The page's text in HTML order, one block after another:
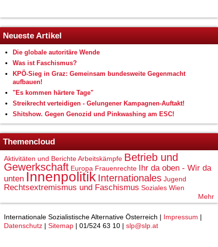
Neueste Artikel
Die globale autoritäre Wende
Was ist Faschismus?
KPÖ-Sieg in Graz: Gemeinsam bundesweite Gegenmacht
aufbauen!
"Es kommen härtere Tage"
Streikrecht verteidigen - Gelungener Kampagnen-Auftakt!
Shitshow. Gegen Genozid und Pinkwashing am ESC!
Themencloud
Aktivitäten und BerichteArbeitskämpfe Betrieb und
Gewerkschaft Europa Frauenrechte Ihr da oben - Wir da
unten Innenpolitik Internationales Jugend
Rechtsextremismus und Faschismus Soziales Wien
Mehr
Internationale Sozialistische Alternative Österreich | Impressum |
Datenschutz | Sitemap | 01/524 63 10 | slp@slp.at